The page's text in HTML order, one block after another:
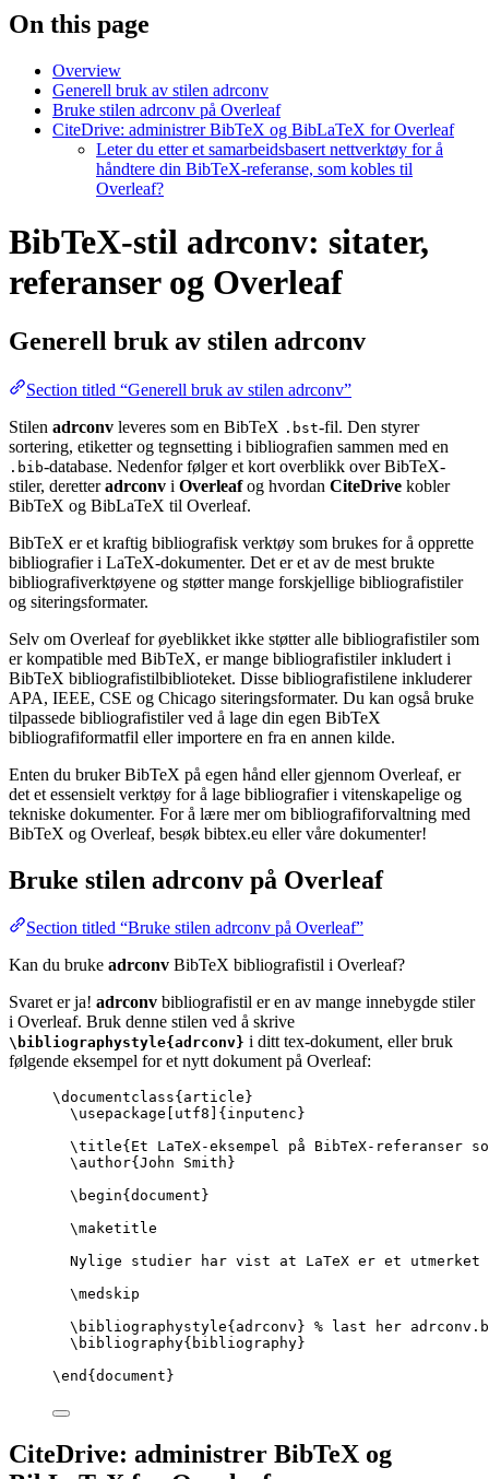
On this page
Overview
Generell bruk av stilen adrconv
Bruke stilen adrconv på Overleaf
CiteDrive: administrer BibTeX og BibLaTeX for Overleaf
Leter du etter et samarbeidsbasert nettverktøy for å
håndtere din BibTeX-referanse, som kobles til
Overleaf?
BibTeX-stil adrconv: sitater,
referanser og Overleaf
Generell bruk av stilen adrconv
Section titled “Generell bruk av stilen adrconv”
Stilen adrconv leveres som en BibTeX .bst-fil. Den styrer
sortering, etiketter og tegnsetting i bibliografien sammen med en
.bib-database. Nedenfor følger et kort overblikk over BibTeX-
stiler, deretteradrconv i Overleafog hvordan CiteDrive kobler
BibTeX og BibLaTeX til Overleaf.
BibTeX er et kraftig bibliografisk verktøy som brukes for å opprette
bibliografier i LaTeX-dokumenter. Det er et av de mest brukte
bibliografiverktøyene og støtter mange forskjellige bibliografistiler
og siteringsformater.
Selv om Overleaf for øyeblikket ikke støtter alle bibliografistiler som
er kompatible med BibTeX, er mange bibliografistiler inkludert i
BibTeX bibliografistilbiblioteket. Disse bibliografistilene inkluderer
APA, IEEE, CSE og Chicago siteringsformater. Du kan også bruke
tilpassede bibliografistiler ved å lage din egen BibTeX
bibliografiformatfil eller importere en fra en annen kilde.
Enten du bruker BibTeX på egen hånd eller gjennom Overleaf, er
det et essensielt verktøy for å lage bibliografier i vitenskapelige og
tekniske dokumenter. For å lære mer om bibliografiforvaltning med
BibTeX og Overleaf, besøk bibtex.eu eller våre dokumenter!
Bruke stilen adrconv på Overleaf
Section titled “Bruke stilen adrconv på Overleaf”
Kan du bruke adrconv BibTeX bibliografistil i Overleaf?
Svaret er ja! adrconv bibliografistil er en av mange innebygde stiler
i Overleaf. Bruk denne stilen ved å skrive
\bibliographystyle{adrconv} i ditt tex-dokument, eller bruk
følgende eksempel for et nytt dokument på Overleaf:
\documentclass{ article }
\usepackage
utf8 ]{ inputenc }
\title{Et LaTeX-eksempel på BibTeX-
\author{John Smith}
\begin{ document }
\maketitle
Nylige studier har vist at LaTeX er et utmerket
\medskip
\bibliographystyle{adrconv} % last her
\bibliography{bibliography}
\end { document }
CiteDrive: administrer BibTeX og